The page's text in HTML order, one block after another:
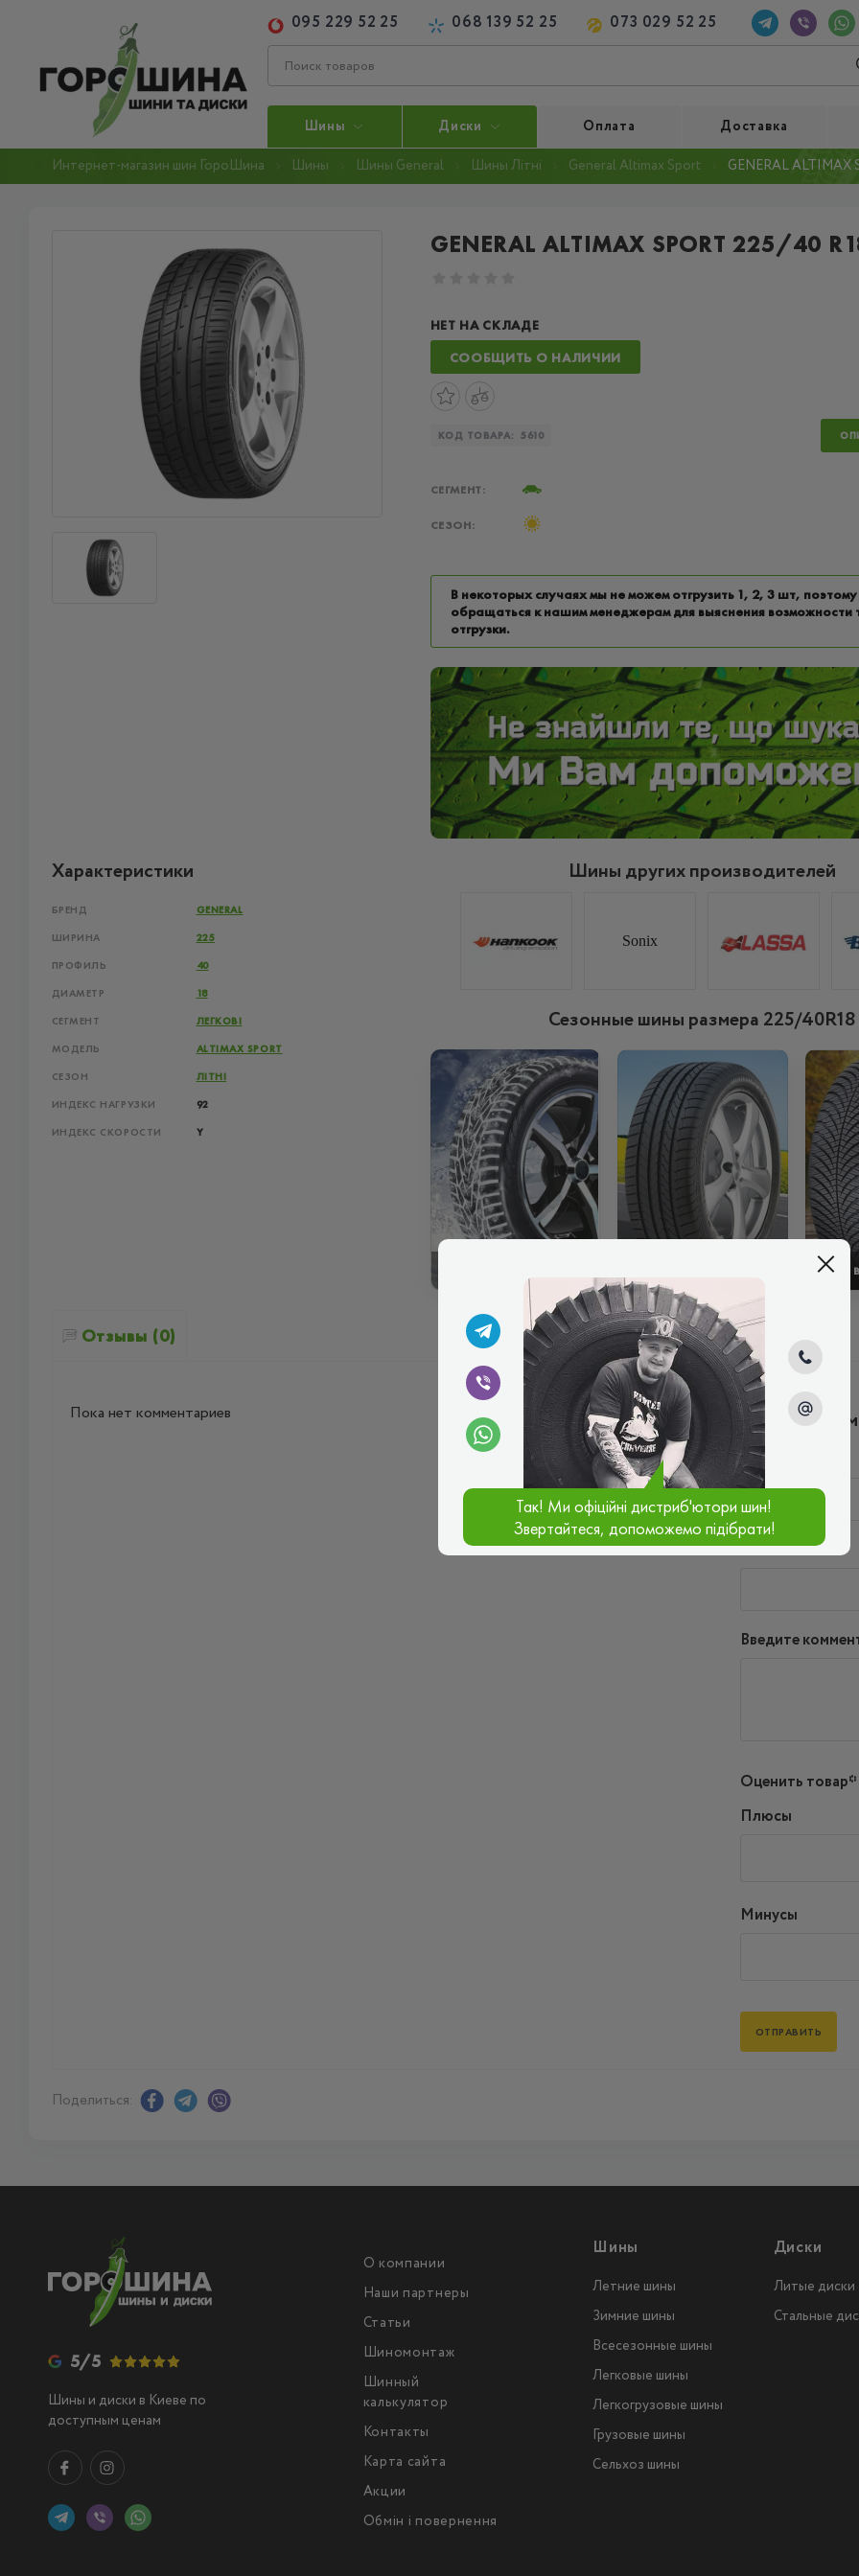
095 229 52 25 068 139 52 25 073 029 52 25
Шины Диски Оплата Доставка
Интернет-магазин шин ГороШина Шины Шины General Шины Літні General Altimax Sport GENERAL ALTIMAX
GENERAL ALTIMAX SPORT 225/40
НЕТ НА СКЛАДЕ
СООБЩИТЬ О НАЛИЧИИ
КОД ТОВАРА: 5610
СЕГМЕНТ:
СЕЗОН:
В некоторых случаях мы не можем отгрузить 1, 2, 3 шт,
обращаться к нашим менеджерам для выяснения возможности
отгрузки.
Характеристики
БРЕНД GENERAL
ШИРИНА 225
ПРОФИЛЬ 40
ДИАМЕТР 18
СЕГМЕНТ ЛЕГКОВІ
МОДЕЛЬ ALTIMAX SPORT
СЕЗОН ЛІТНІ
ИНДЕКС НАГРУЗКИ 92
ИНДЕКС СКОРОСТИ Y
Шины других производителей
Sonix
Сезонные шины размера 225/40R18
Отзывы (0)
Пока нет комментариев Написать
Имя*
Ваш e-mail*
Введите
Оценить товар*
Плюсы
Минусы
Поделиться:
5/5
Шины и диски в Киеве по
доступным ценам
О компании
Наши партнеры
Статьи
Шиномонтаж
Шинный
калькулятор
Контакты
Карта сайта
Акции
Обмін і повернення
Шины
Летние шины
Зимние шины
Всесезонные шины
Легковые шины
Легкогрузовые шины
Грузовые шины
Сельхоз шины
Диски
Литые диски
Стальные
Так! Ми офіційні дистриб'ютори шин!
Звертайтеся, допоможемо підібрати!